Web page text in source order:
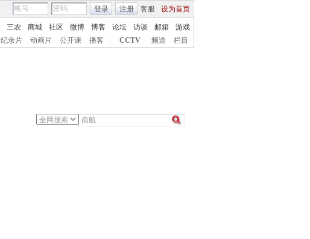
客服 设为首页
登录 注册
三农 商城 社区 微博 博客 论坛 访谈 邮箱
游戏
纪录片 动画片 公开课 播客 CCTV 频道 栏目